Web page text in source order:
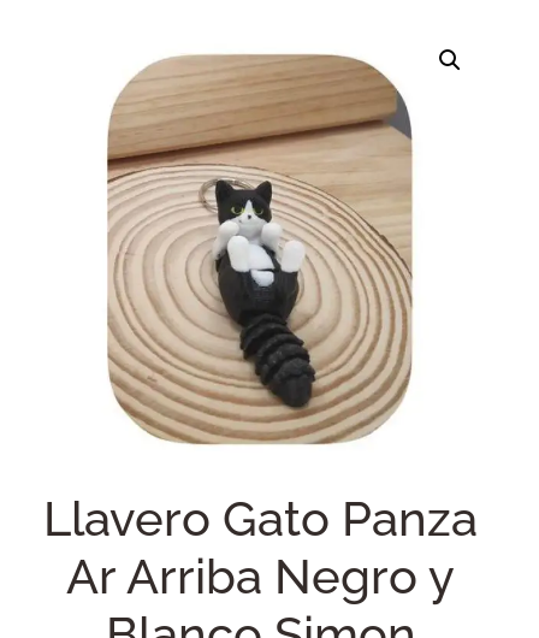
Llavero Gato Panza
Ar Arriba Negro y